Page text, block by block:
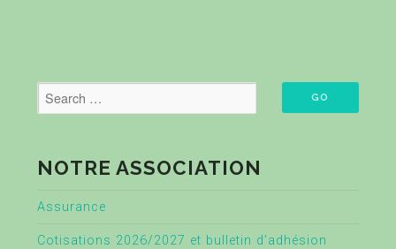
NOTRE ASSOCIATION
Assurance
Cotisations 2026/2027 et bulletin d’adhésion